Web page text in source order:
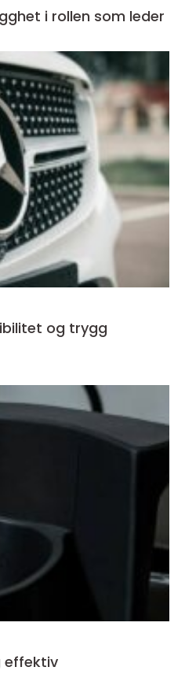
i rollen som leder
og trygg
effektiv